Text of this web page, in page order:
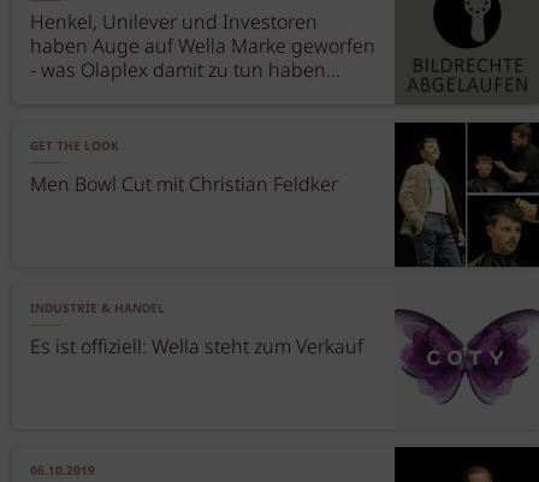
Henkel, Unilever und Investoren
haben Auge auf Wella Marke geworfen
- was Olaplex damit zu tun haben
GET THE LOOK
Men Bowl Cut mit Christian Feldker
INDUSTRIE & HANDEL
Es ist offiziell: Wella steht zum Verkauf
06.10.2019